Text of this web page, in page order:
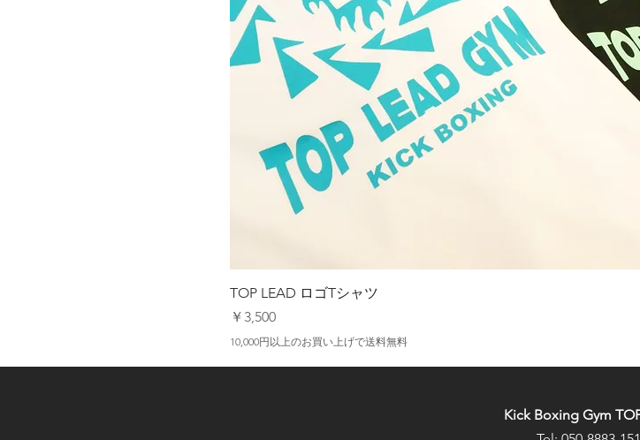
TOP LEAD ロゴTシャツ
価格
￥3,500
10,000円以上のお買い上げで送料無料
Kick Boxing Gym